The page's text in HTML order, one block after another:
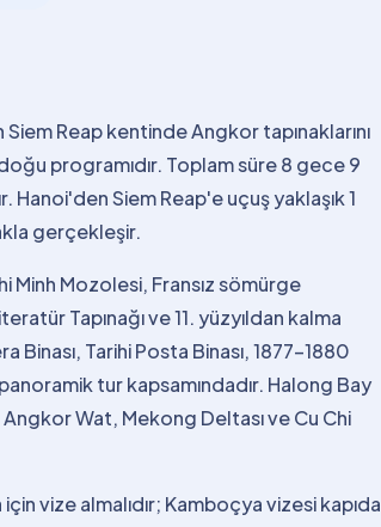
Reap kentinde Angkor tapınaklarını
programıdır. Toplam süre 8 gece 9
Hanoi'den Siem Reap'e uçuş yaklaşık 1
gerçekleşir.
Mozolesi, Fransız sömürge
Tapınağı ve 11. yüzyıldan kalma
Tarihi Posta Binası, 1877-1880
tur kapsamındadır. Halong Bay
Wat, Mekong Deltası ve Cu Chi
vize almalıdır; Kamboçya vizesi kapıda